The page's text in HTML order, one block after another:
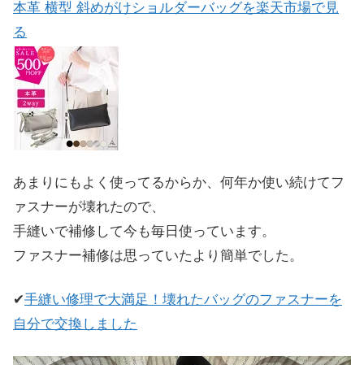
本革 横型 斜めがけショルダーバッグを楽天市場で見
る
あまりにもよく使ってるからか、何年か使い続けてフ
ァスナーが壊れたので、
手縫いで補修して今も毎日使っています。
ファスナー補修は思っていたより簡単でした。
✔手縫い修理で大満足！壊れたバッグのファスナーを
自分で交換しました